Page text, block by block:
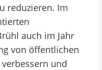
reduzieren. Im
auch im Jahr
von öffentlichen
und